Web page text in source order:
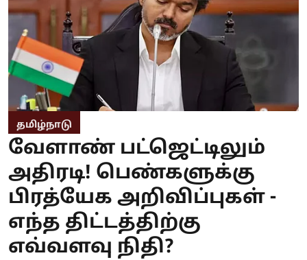
தமிழ்நாடு
வேளாண் பட்ஜெட்டிலும்
அதிரடி! பெண்களுக்கு
பிரத்யேக அறிவிப்புகள் -
எந்த திட்டத்திற்கு
எவ்வளவு நிதி?